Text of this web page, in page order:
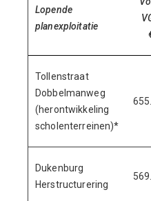
Lopende
planexploitatie
Tollenstraat
Dobbelmanweg
(herontwikkeling
scholenterreinen)*
Dukenburg
Herstructurering